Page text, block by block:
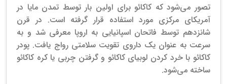
تصور می‌شود که کاکائو برای اولین بار توسط تمدن مایا در
آمریکای مرکزی مورد استفاده قرار گرفته است. در قرن
شانزدهم توسط فاتحان اسپانیایی به اروپا معرفی شد و به
سرعت به عنوان یک داروی تقویت سلامتی رواج یافت. پودر
کاکائو با خرد کردن لوبیای کاکائو و گرفتن چربی یا کره کاکائو
ساخته می‌شود.